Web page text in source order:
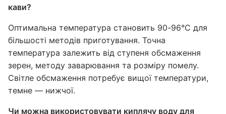
кави?
Оптимальна температура становить 90-96°C для
більшості методів приготування. Точна
температура залежить від ступеня обсмаження
зерен, методу заварювання та розміру помелу.
Світле обсмаження потребує вищої температури,
темне — нижчої.
Чи можна використовувати киплячу воду для